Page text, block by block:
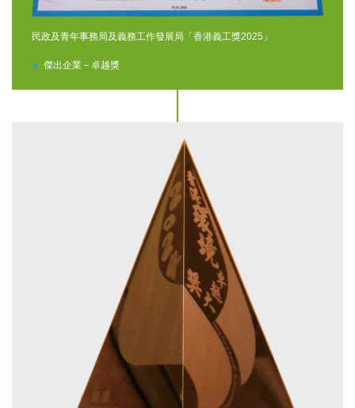
民政及青年事務局及義務工作發展局「香港義工獎2025」
傑出企業－卓越獎